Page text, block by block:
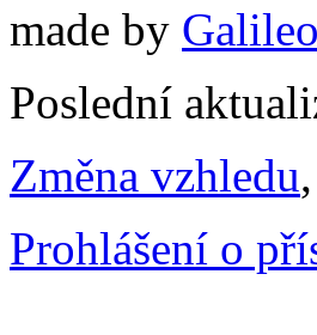
made by
Poslední
Změna vzhledu,
Prohlášení o